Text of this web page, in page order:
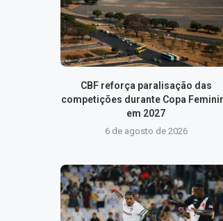
CBF reforça paralisação das
competições durante Copa
em 2027
6 de agosto de 2026